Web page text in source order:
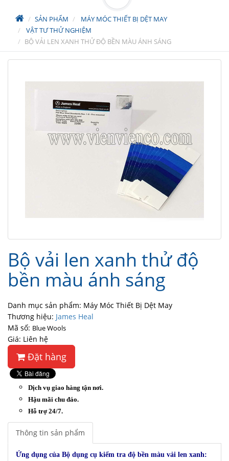
SẢN PHẨM
MÁY MÓC THIẾT BỊ DỆT MAY
VẬT TƯ THỬ NGHIỆM
BỘ VẢI LEN XANH THỬ ĐỘ BỀN MÀU ÁNH SÁNG
Bộ vải len xanh thử độ
bền màu ánh sáng
Danh mục sản phẩm: Máy Móc Thiết Bị Dệt May
Thương hiệu: James Heal
Mã số: Blue Wools
Giá: Liên hệ
Đặt hàng
Dịch vụ giao hàng tận nơi.
Hậu mãi chu đáo.
Hỗ trợ 24/7.
Thông tin sản phẩm
Ứng dụng của Bộ dụng cụ kiểm tra độ bền màu vải len xanh: